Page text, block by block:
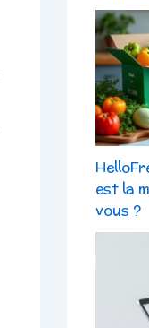
est la
vous ?